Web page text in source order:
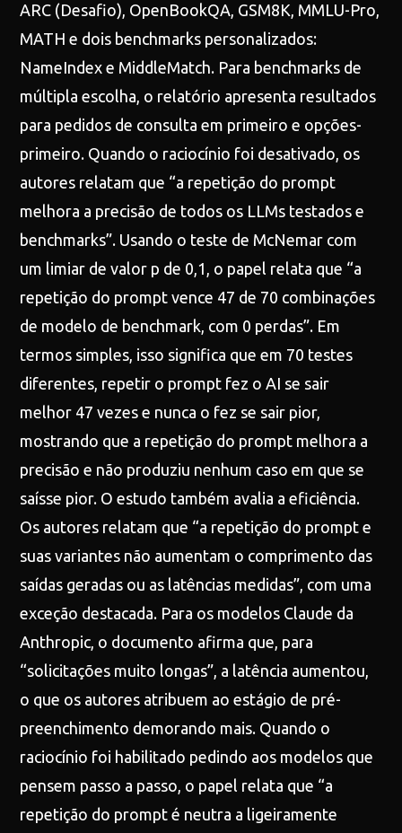
ARC (Desafio), OpenBookQA, GSM8K, MMLU-Pro,
MATH e dois benchmarks personalizados:
NameIndex e MiddleMatch. Para benchmarks de
múltipla escolha, o relatório apresenta resultados
para pedidos de consulta em primeiro e opções-
primeiro. Quando o raciocínio foi desativado, os
autores relatam que “a repetição do prompt
melhora a precisão de todos os LLMs testados e
benchmarks”. Usando o teste de McNemar com
um limiar de valor p de 0,1, o papel relata que “a
repetição do prompt vence 47 de 70 combinações
de modelo de benchmark, com 0 perdas”. Em
termos simples, isso significa que em 70 testes
diferentes, repetir o prompt fez o AI se sair
melhor 47 vezes e nunca o fez se sair pior,
mostrando que a repetição do prompt melhora a
precisão e não produziu nenhum caso em que se
saísse pior. O estudo também avalia a eficiência.
Os autores relatam que “a repetição do prompt e
suas variantes não aumentam o comprimento das
saídas geradas ou as latências medidas”, com uma
exceção destacada. Para os modelos Claude da
Anthropic, o documento afirma que, para
“solicitações muito longas”, a latência aumentou,
o que os autores atribuem ao estágio de pré-
preenchimento demorando mais. Quando o
raciocínio foi habilitado pedindo aos modelos que
pensem passo a passo, o papel relata que “a
repetição do prompt é neutra a ligeiramente